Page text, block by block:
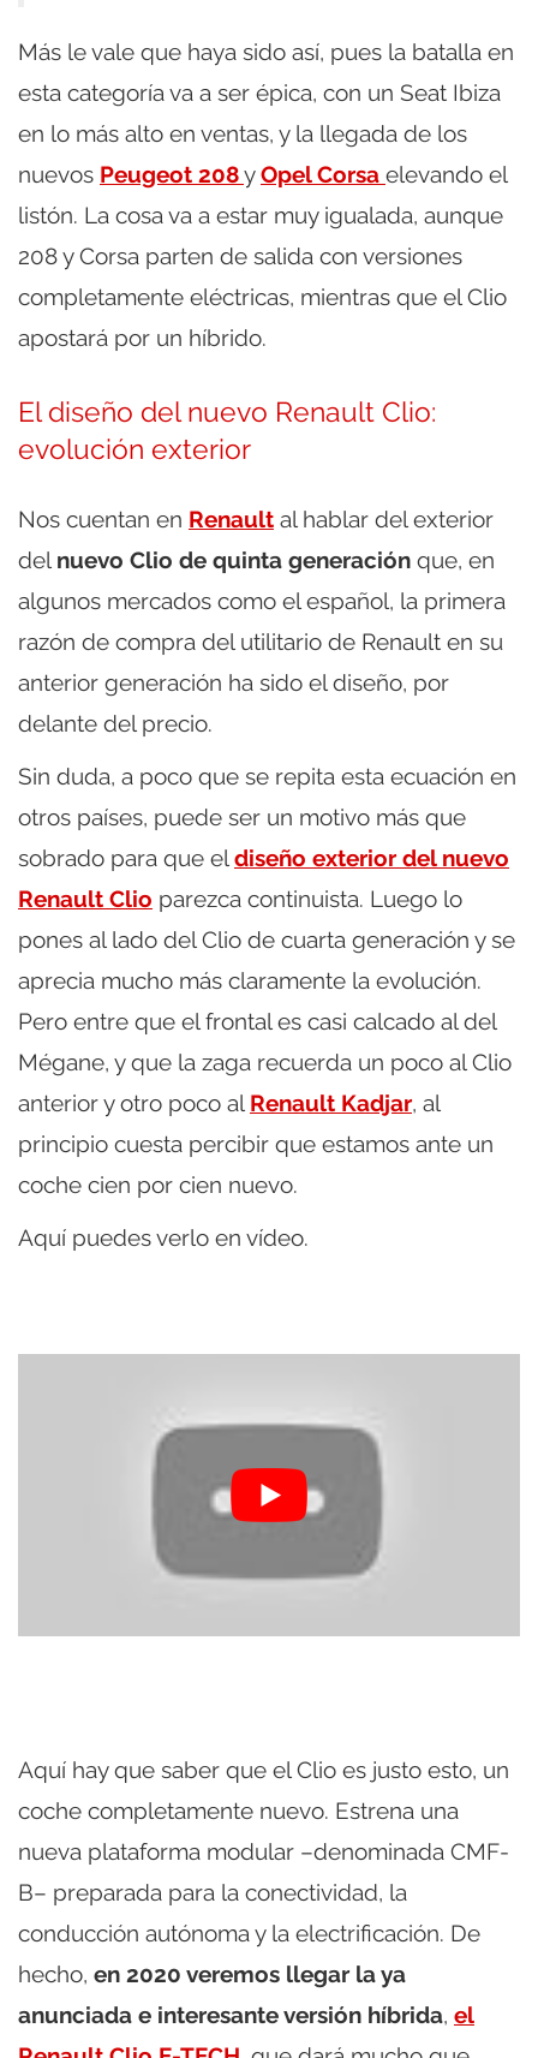
Más le vale que haya sido así, pues la batalla en
esta categoría va a ser épica, con un Seat Ibiza
en lo más alto en ventas, y la llegada de los
nuevos Peugeot 208yOpel Corsa elevando el
listón. La cosa va a estar muy igualada, aunque
208 y Corsa parten de salida con versiones
completamente eléctricas, mientras que el Clio
apostará por un híbrido.
El diseño del nuevo Renault Clio:
evolución exterior
Nos cuentan en Renault al hablar del exterior
del nuevo Clio de quinta generación que, en
algunos mercados como el español, la primera
razón de compra del utilitario de Renault en su
anterior generación ha sido el diseño, por
delante del precio.
Sin duda, a poco que se repita esta ecuación en
otros países, puede ser un motivo más que
sobrado para que eldiseño exterior del nuevo
Renault Clio parezca continuista. Luego lo
pones al lado del Clio de cuarta generación y se
aprecia mucho más claramente la evolución.
Pero entre que el frontal es casi calcado al del
Mégane, y que la zaga recuerda un poco al Clio
anterior y otro poco al Renault Kadjar, al
principio cuesta percibir que estamos ante un
coche cien por cien nuevo.
Aquí puedes verlo en vídeo.
Aquí hay que saber que el Clio es justo esto, un
coche completamente nuevo. Estrena una
nueva plataforma modular –denominada CMF-
B– preparada para la conectividad, la
conducción autónoma y la electrificación. De
hecho, en 2020 veremos llegar la ya
anunciada e interesante versión híbrida, el